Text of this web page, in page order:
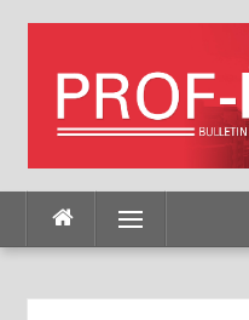
Menu